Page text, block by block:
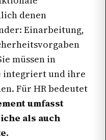
denen
Einarbeitung,
müssen in
integriert und ihre
Für HR bedeutet
umfasst
als auch